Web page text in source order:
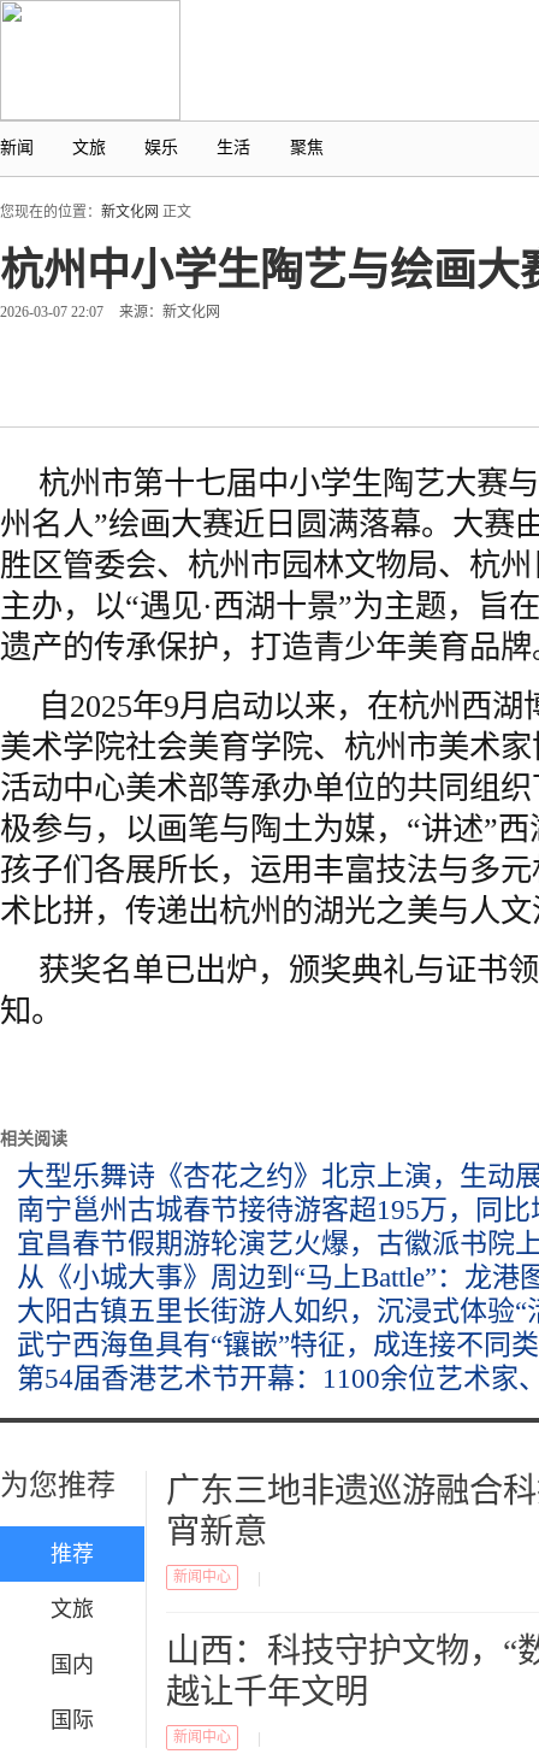
新闻 文旅 娱乐 生活 聚焦
您现在的位置： 新文化网 正文
杭州中小学生陶艺与绘画
2026-03-07 22:07 来源：新文化网
杭州市第十七届中小学生陶艺大赛
州名人”绘画大赛近日圆满落幕。大赛
胜区管委会、杭州市园林文物局、杭
主办，以“遇见·西湖十景”为主题，旨
遗产的传承保护，打造青少年美育品牌
自2025年9月启动以来，在杭州西
美术学院社会美育学院、杭州市美术
活动中心美术部等承办单位的共同组
极参与，以画笔与陶土为媒，“讲述”
孩子们各展所长，运用丰富技法与多
术比拼，传递出杭州的湖光之美与人
获奖名单已出炉，颁奖典礼与证书
知。
相关阅读
大型乐舞诗《杏花之约》北京上演，生动
南宁邕州古城春节接待游客超195万，同比
宜昌春节假期游轮演艺火爆，古徽派书院
从《小城大事》周边到“马上Battle”：龙港
大阳古镇五里长街游人如织，沉浸式体验“
武宁西海鱼具有“镶嵌”特征，成连接不同
第54届香港艺术节开幕：1100余位艺术家
为您推荐
推荐
文旅
国内
国际
广东三地非遗巡游融合
宵新意
新闻中心
山西：科技守护文物，“
越让千年文明
新闻中心